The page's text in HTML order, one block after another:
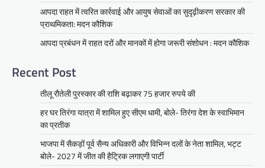
आपदा राहत में त्वरित कार्रवाई और आयुष सेवाओं का सुदृढ़ीकरण सरकार की
प्राथमिकता: मदन कौशिक
आपदा प्रबंधन में राहत दरों और मानकों में होगा जरूरी संशोधन : मदन कौशिक
Recent Post
तीलू रौतेली पुरस्कार की राशि बढ़ाकर 75 हजार रुपये की
हर घर तिरंगा यात्रा में शामिल हुए सीएम धामी, बोले- तिरंगा देश के स्वाभिमान
का प्रतीक
भाजपा में सैकड़ों पूर्व सैन्य अधिकारी और विभिन्न दलों के नेता शामिल, भट्ट
बोले- 2027 में जीत की हैट्रिक लगाएगी पार्टी